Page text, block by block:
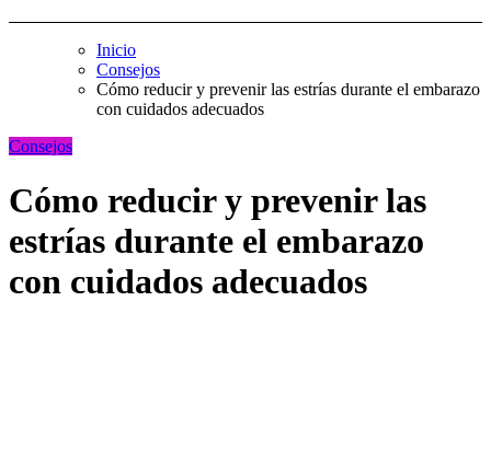
Inicio
Consejos
Cómo reducir y prevenir las estrías durante el embarazo
con cuidados adecuados
Consejos
Cómo reducir y prevenir las
estrías durante el embarazo
con cuidados adecuados